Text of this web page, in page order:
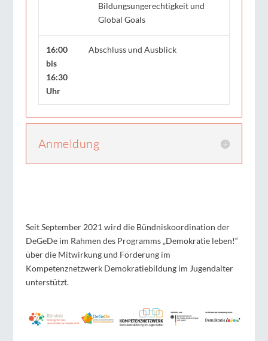
Bildungsungerechtigkeit und
Global Goals
16:00
bis
16:30
Uhr
Abschluss und Ausblick
Anmeldung
Seit September 2021 wird die Bündniskoordination der
DeGeDe im Rahmen des Programms „Demokratie leben!“
über die Mitwirkung und Förderung im
Kompetenznetzwerk Demokratiebildung im Jugendalter
unterstützt.